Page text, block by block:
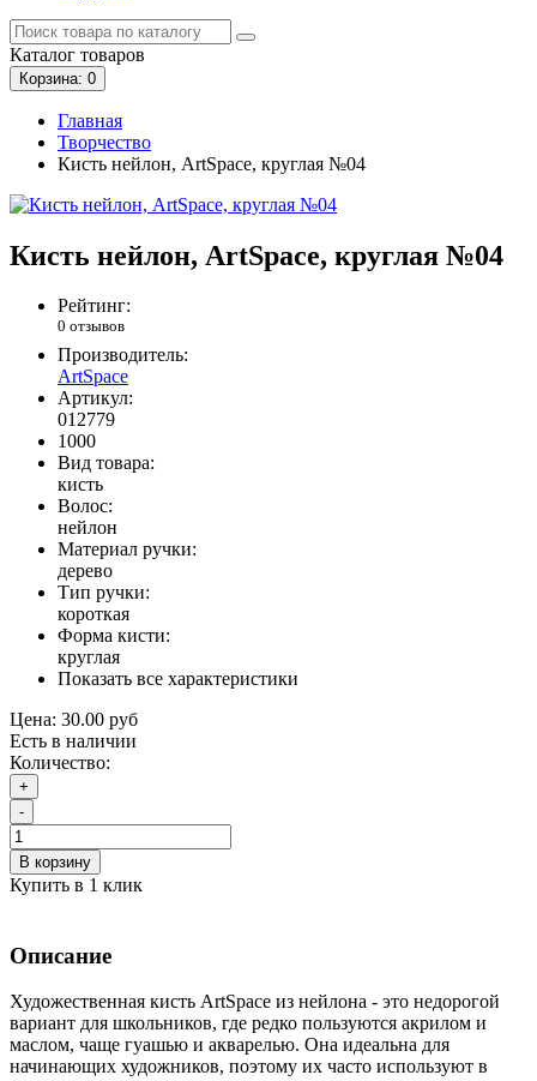
Каталог товаров
Корзина: 0
Главная
Творчество
Кисть нейлон, ArtSpace, круглая №04
Кисть нейлон, ArtSpace, круглая №04
Рейтинг:
0 отзывов
Производитель:
ArtSpace
Артикул:
012779
1000
Вид товара:
кисть
Волос:
нейлон
Материал ручки:
дерево
Тип ручки:
короткая
Форма кисти:
круглая
Показать все характеристики
Цена: 30.00 руб
Есть в наличии
Количество:
+
-
В корзину
Купить в 1 клик
Описание
Художественная кисть ArtSpace из нейлона - это недорогой
вариант для школьников, где редко пользуются акрилом и
маслом, чаще гуашью и акварелью. Она идеальна для
начинающих художников, поэтому их часто используют в